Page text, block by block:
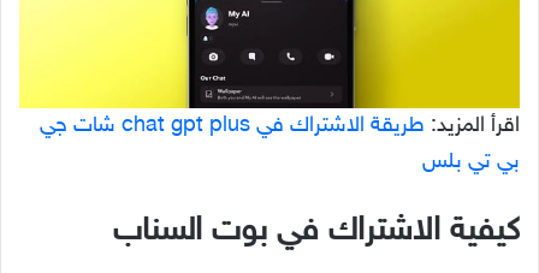
اقرأ المزيد:
طريقة الاشتراك في chat gpt plus شات جي
بي تي بلس
كيفية الاشتراك في بوت السناب